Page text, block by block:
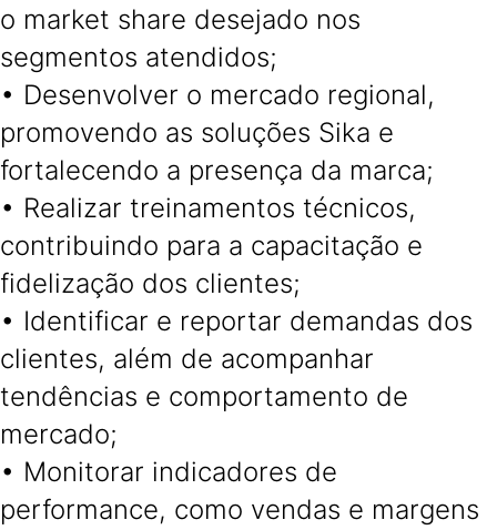
o market share desejado nos
segmentos atendidos;
• Desenvolver o mercado regional,
promovendo as soluções Sika e
fortalecendo a presença da marca;
• Realizar treinamentos técnicos,
contribuindo para a capacitação e
fidelização dos clientes;
• Identificar e reportar demandas dos
clientes, além de acompanhar
tendências e comportamento de
mercado;
• Monitorar indicadores de
performance, como vendas e margens